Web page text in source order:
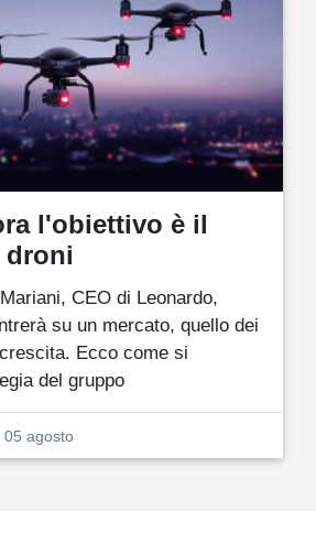
l'obiettivo è il
droni
CEO di Leonardo,
su un mercato, quello dei
Ecco come si
del gruppo
05 agosto